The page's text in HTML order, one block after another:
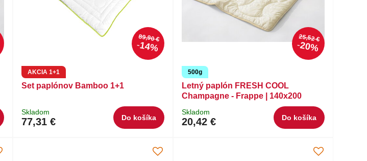
89,90 €
14%
AKCIA 1+1
Set paplónov Bamboo 1+1
Skladom
77,31 € Do košíka
25,52 €
20%
500g
Letný paplón FRESH COOL
Champagne - Frappe | 140x200
Skladom
20,42 € Do košíka